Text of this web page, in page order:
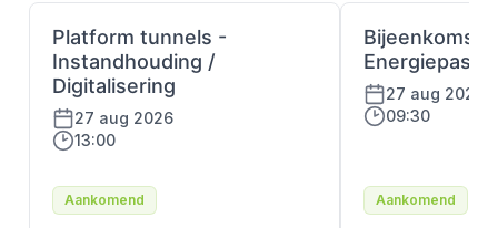
Platform tunnels -
Instandhouding /
Digitalisering
27 aug 2026
13:00
Aankomend
Bijeenkomst
27 aug 2026
09:30
Aankomend